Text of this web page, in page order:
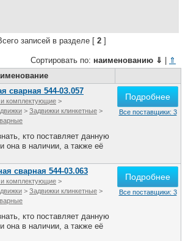
Флот
Форум
записей в разделе [ 2]
Сортировать по: наименованию ⇓
⇑
сварная 544-0З.057
комплектующие >
> Задвижки клинкетные >
кто поставляет данную
она в наличии, а также её
Подробнее
Все поставщики: 3
сварная 544-03.063
комплектующие >
> Задвижки клинкетные >
кто поставляет данную
она в наличии, а также её
Подробнее
Все поставщики: 3